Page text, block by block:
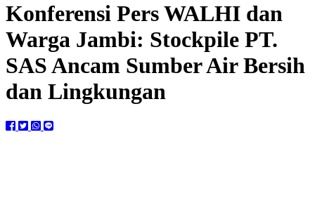
Konferensi Pers WALHI dan
Warga Jambi: Stockpile PT.
SAS Ancam Sumber Air Bersih
dan Lingkungan